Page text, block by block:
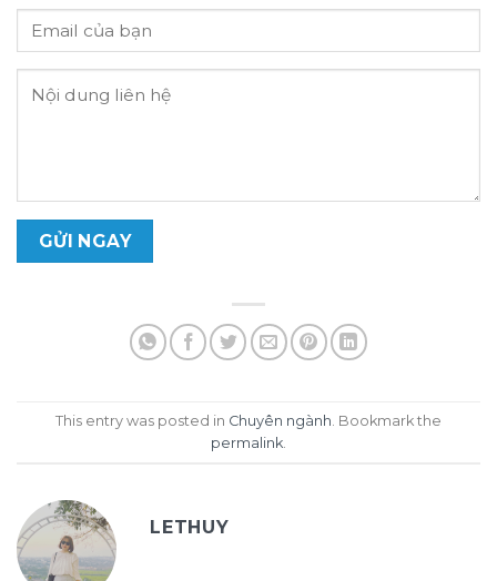
This entry was posted in Chuyên ngành . Bookmark the
permalink
LETHUY